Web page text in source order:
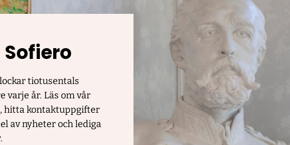
Sofiero
tiotusentals
varje år. Läs om vår
hitta kontaktuppgifter
av nyheter och lediga